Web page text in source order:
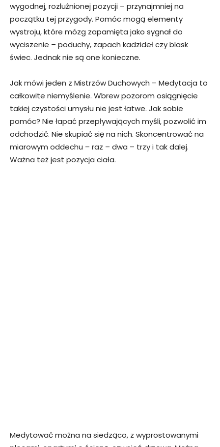
wygodnej, rozluźnionej pozycji – przynajmniej na
początku tej przygody. Pomóc mogą elementy
wystroju, które mózg zapamięta jako sygnał do
wyciszenie – poduchy, zapach kadzideł czy blask
świec. Jednak nie są one konieczne.
Jak mówi jeden z Mistrzów Duchowych – Medytacja to
całkowite niemyślenie. Wbrew pozorom osiągnięcie
takiej czystości umysłu nie jest łatwe. Jak sobie
pomóc? Nie łapać przepływających myśli, pozwolić im
odchodzić. Nie skupiać się na nich. Skoncentrować na
miarowym oddechu – raz – dwa – trzy i tak dalej.
Ważna też jest pozycja ciała.
Medytować można na siedząco, z wyprostowanymi